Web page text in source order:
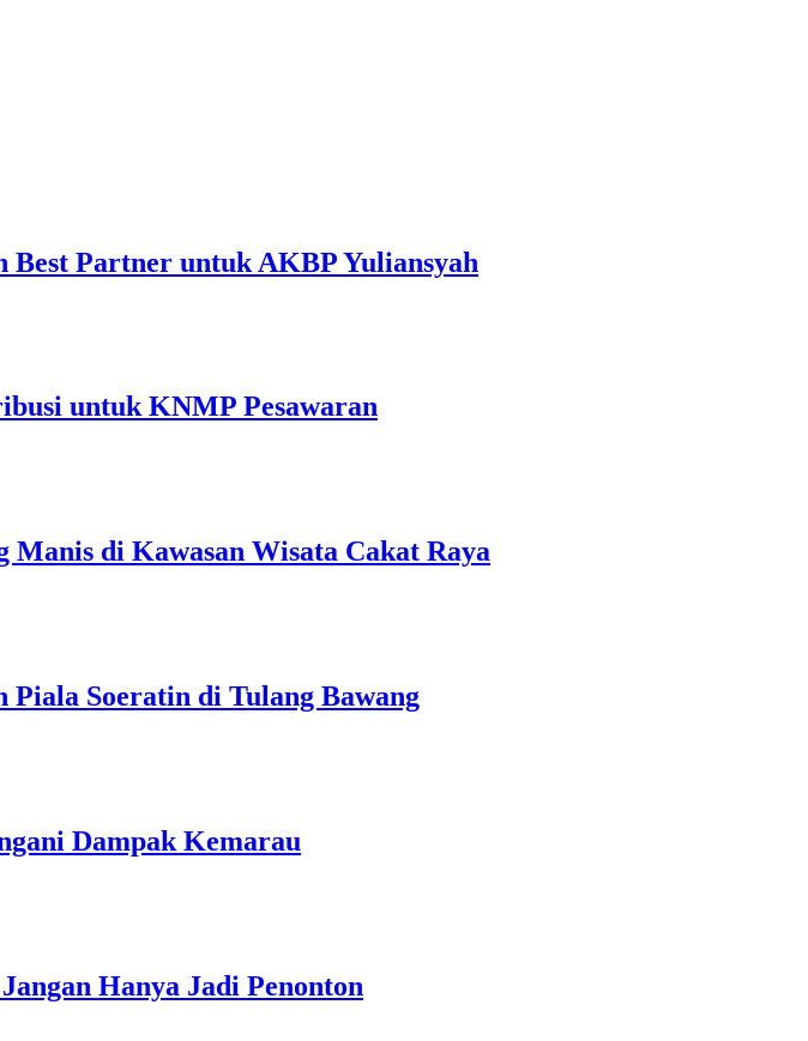
Best Partner untuk AKBP Yuliansyah
untuk KNMP Pesawaran
di Kawasan Wisata Cakat Raya
Soeratin di Tulang Bawang
Dampak Kemarau
Hanya Jadi Penonton